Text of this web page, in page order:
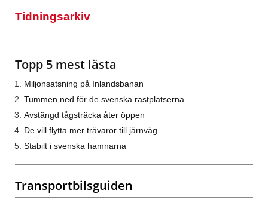
Tidningsarkiv
Topp 5 mest lästa
Miljonsatsning på Inlandsbanan
Tummen ned för de svenska rastplatserna
Avstängd tågsträcka åter öppen
De vill flytta mer trävaror till järnväg
Stabilt i svenska hamnarna
Transportbilsguiden